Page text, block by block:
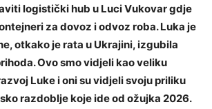
logistički hub u Luci Vukovar gdje
za dovoz i odvoz roba. Luka je
otkako je rata u Ukrajini, izgubila
Ovo smo vidjeli kao veliku
Luke i oni su vidjeli svoju priliku
razdoblje koje ide od ožujka 2026.